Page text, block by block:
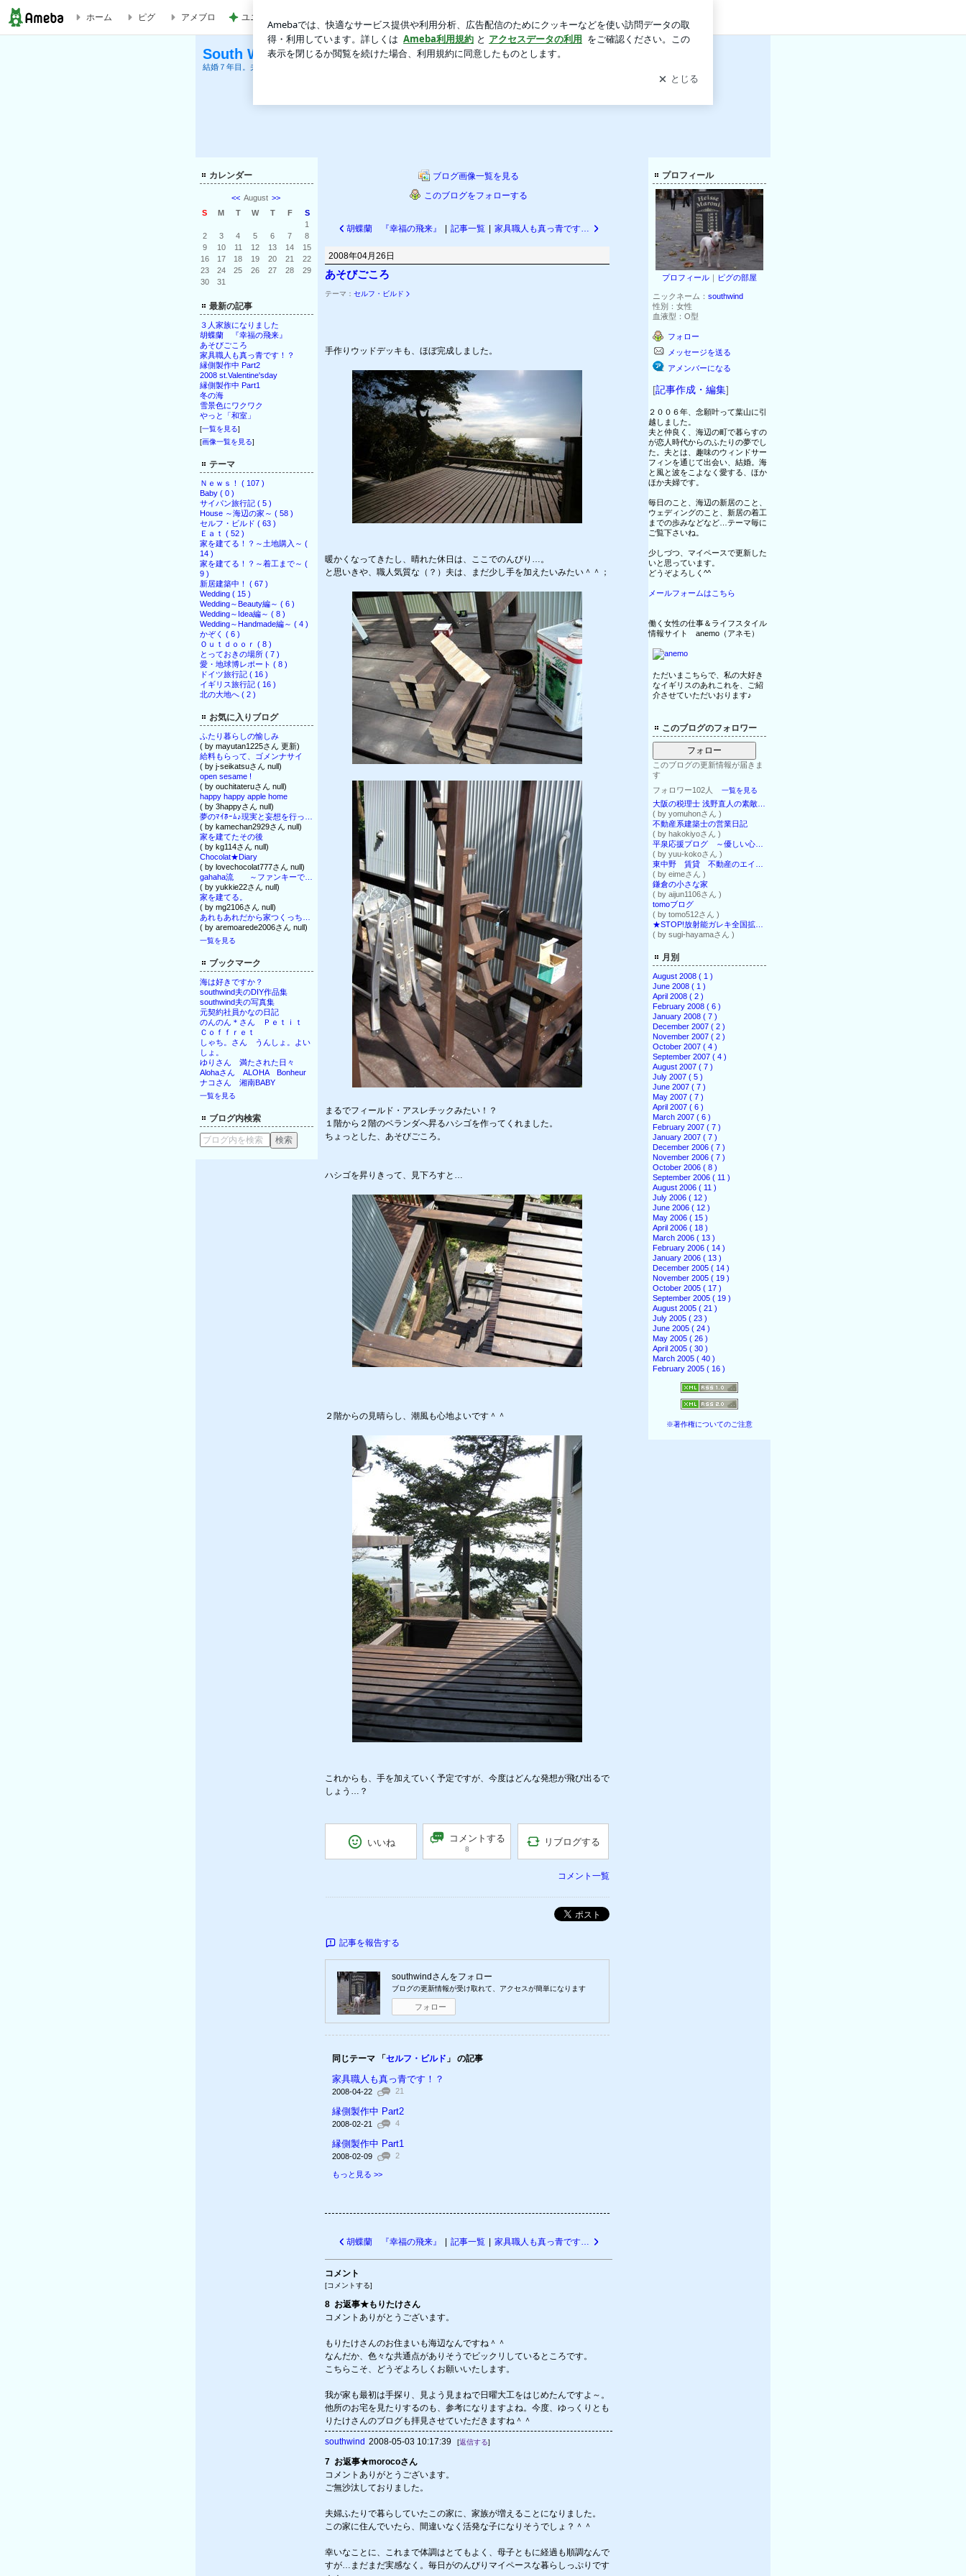
ホーム ピグ アメブロ ユニフォームが掛かる中でのリハーサル
South Wind～海辺の家・葉山生活～
結婚７年目。夫と息子と、海辺の町で暮らしています。
カレンダー
<< August >>
S
M T W T F
S
1
2
3 4 5 6 7
8
9
10 11 12 13 14
15
16
17 18 19 20 21
22
23
24 25 26 27 28
29
30
31
最新の記事
３人家族になりました
胡蝶蘭 『幸福の飛来』
あそびごころ
家具職人も真っ青です！？
縁側製作中 Part2
2008 st.Valentine'sday
縁側製作中 Part1
冬の海
雪景色にワクワク
やっと「和室」
[一覧を見る]
[画像一覧を見る]
テーマ
Ｎｅｗｓ！ ( 107 )
Baby ( 0 )
サイパン旅行記 ( 5 )
House ～海辺の家～ ( 58 )
セルフ・ビルド ( 63 )
Ｅａｔ ( 52 )
家を建てる！？～土地購入～ (
14 )
家を建てる！？～着工まで～ (
9 )
新居建築中！ ( 67 )
Wedding ( 15 )
Wedding～Beauty編～ ( 6 )
Wedding～Idea編～ ( 8 )
Wedding～Handmade編～ ( 4 )
かぞく ( 6 )
Ｏｕｔｄｏｏｒ ( 8 )
とっておきの場所 ( 7 )
愛・地球博レポート ( 8 )
ドイツ旅行記 ( 16 )
イギリス旅行記 ( 16 )
北の大地へ ( 2 )
お気に入りブログ
ふたり暮らしの愉しみ
( by mayutan1225さん 更新)
給料もらって、ゴメンナサイ
( by j-seikatsuさん null)
open sesame !
( by ouchitateruさん null)
happy happy apple home
( by 3happyさん null)
( by kamechan2929さん null)
家を建てたその後
( by kg114さん null)
Chocolat★Diary
( by lovechocolat777さん null)
( by yukkie22さん null)
家を建てる。
( by mg2106さん null)
( by aremoarede2006さん null)
一覧を見る
ブックマーク
海は好きですか？
southwind夫のDIY作品集
southwind夫の写真集
元契約社員かなの日記
のんのん＊さん Ｐｅｔｉｔ
Ｃｏｆｆｒｅｔ
しゃち。さん うんしょ。よい
しょ。
ゆりさん 満たされた日々
Alohaさん ALOHA Bonheur
ナコさん 湘南BABY
一覧を見る
ブログ内検索
ブログ画像一覧を見る
このブログをフォローする
胡蝶蘭 『幸福の飛来』 記事一覧 家具職人も真っ青です！？
2008年04月26日
あそびごころ
テーマ： セルフ・ビルド
手作りウッドデッキも、ほぼ完成しました。
暖かくなってきたし、晴れた休日は、ここでのんびり…。
と思いきや、職人気質な（？）夫は、まだ少し手を加えたいみたい＾＾；
まるでフィールド・アスレチックみたい！？
１階から２階のベランダへ昇るハシゴを作ってくれました。
ちょっとした、あそびごころ。
ハシゴを昇りきって、見下ろすと…
２階からの見晴らし、潮風も心地よいです＾＾
これからも、手を加えていく予定ですが、今度はどんな発想が飛び出るで
しょう…？
いいね コメントする
8
リブログする
コメント一覧
ポスト
記事を報告する
southwind さんをフォロー
ブログの更新情報が受け取れて、アクセスが簡単になります
フォロー
同じテーマ 「 セルフ・ビルド 」 の記事
家具職人も真っ青です！？
2008-04-22 21
縁側製作中 Part2
2008-02-21 4
縁側製作中 Part1
2008-02-09 2
もっと見る >>
胡蝶蘭 『幸福の飛来』 記事一覧 家具職人も真っ青です！？
コメント
[コメントする]
8 お返事★もりたけさん
コメントありがとうございます。
もりたけさんのお住まいも海辺なんですね＾＾
なんだか、色々な共通点がありそうでビックリしているところです。
こちらこそ、どうぞよろしくお願いいたします。
我が家も最初は手探り、見よう見まねで日曜大工をはじめたんですよ～。
他所のお宅を見たりするのも、参考になりますよね。今度、ゆっくりとも
りたけさんのブログも拝見させていただきますね＾＾
southwind 2008-05-03 10:17:39 [返信する]
7 お返事★morocoさん
コメントありがとうございます。
ご無沙汰しておりました。
夫婦ふたりで暮らしていたこの家に、家族が増えることになりました。
この家に住んでいたら、間違いなく活発な子になりそうでしょ？＾＾
幸いなことに、これまで体調はとてもよく、母子ともに経過も順調なんで
すが…まだまだ実感なく。毎日がのんびりマイペースな暮らしっぷりです
プロフィール
プロフィール ｜ ピグの部屋
ニックネーム： southwind
性別： 女性
血液型： O型
フォロー
メッセージを送る
アメンバーになる
[記事作成・編集]
２００６年、念願叶って葉山に引
越しました。
夫と仲良く、海辺の町で暮らすの
が恋人時代からのふたりの夢でし
た。夫とは、趣味のウィンドサー
フィンを通じて出会い、結婚。海
と風と波をこよなく愛する、ほか
ほか夫婦です。
毎日のこと、海辺の新居のこと、
ウェディングのこと、新居の着工
までの歩みなどなど…テーマ毎に
ご覧下さいね。
少しづつ、マイペースで更新した
いと思っています。
どうぞよろしく^^
メールフォームはこちら
働く女性の仕事＆ライフスタイル
情報サイト anemo（アネモ）
ただいまこちらで、私の大好き
なイギリスのあれこれを、ご紹
介させていただいおります♪
このブログのフォロワー
フォロー
このブログの更新情報が届きま
す
フォロワー102人
一覧を見る
( by yomuhonさん )
不動産系建築士の営業日記
( by hakokiyoさん )
( by yuu-kokoさん )
( by eimeさん )
鎌倉の小さな家
( by aijun1106さん )
tomoブログ
( by tomo512さん )
( by sugi-hayamaさん )
月別
August 2008 ( 1 )
June 2008 ( 1 )
April 2008 ( 2 )
February 2008 ( 6 )
January 2008 ( 7 )
December 2007 ( 2 )
November 2007 ( 2 )
October 2007 ( 4 )
September 2007 ( 4 )
August 2007 ( 7 )
July 2007 ( 5 )
June 2007 ( 7 )
May 2007 ( 7 )
April 2007 ( 6 )
March 2007 ( 6 )
February 2007 ( 7 )
January 2007 ( 7 )
December 2006 ( 7 )
November 2006 ( 7 )
October 2006 ( 8 )
September 2006 ( 11 )
August 2006 ( 11 )
July 2006 ( 12 )
June 2006 ( 12 )
May 2006 ( 15 )
April 2006 ( 18 )
March 2006 ( 13 )
February 2006 ( 14 )
January 2006 ( 13 )
December 2005 ( 14 )
November 2005 ( 19 )
October 2005 ( 17 )
September 2005 ( 19 )
August 2005 ( 21 )
July 2005 ( 23 )
June 2005 ( 24 )
May 2005 ( 26 )
April 2005 ( 30 )
March 2005 ( 40 )
February 2005 ( 16 )
※著作権についてのご注意